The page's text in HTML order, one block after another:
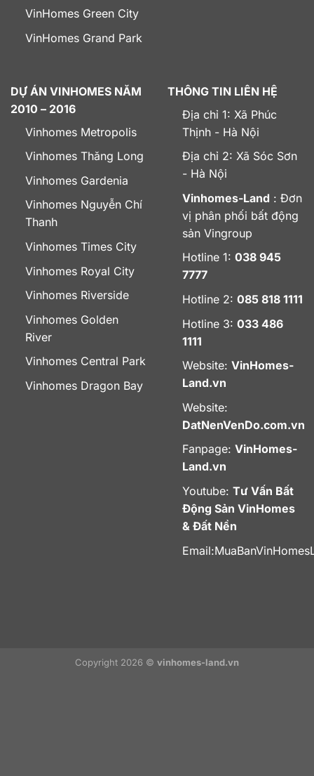
VinHomes Green City
VinHomes Grand Park
DỰ ÁN VINHOMES NĂM
2010 – 2016
Vinhomes Metropolis
Vinhomes Thăng Long
Vinhomes Gardenia
Vinhomes Nguyễn Chí
Thanh
Vinhomes Times City
Vinhomes Royal City
Vinhomes Riverside
Vinhomes Golden
River
Vinhomes Central Park
Vinhomes Dragon Bay
THÔNG TIN LIÊN HỆ
Địa chỉ 1: Xã Phúc
Thịnh - Hà Nội
Địa chỉ 2: Xã Sóc Sơn
- Hà Nội
Vinhomes-Land : Đơn
vị phân phối bất động
sản Vingroup
Hotline 1: 038 945
7777
Hotline 2: 085 818 1111
Hotline 3: 033 486
1111
Website: VinHomes-
Land.vn
Website:
DatNenVenDo.com.vn
Fanpage: VinHomes-
Land.vn
Youtube: Tư Vấn Bất
Động Sản VinHomes
& Đất Nền
Email:
Copyright 2026 © vinhomes-land.vn